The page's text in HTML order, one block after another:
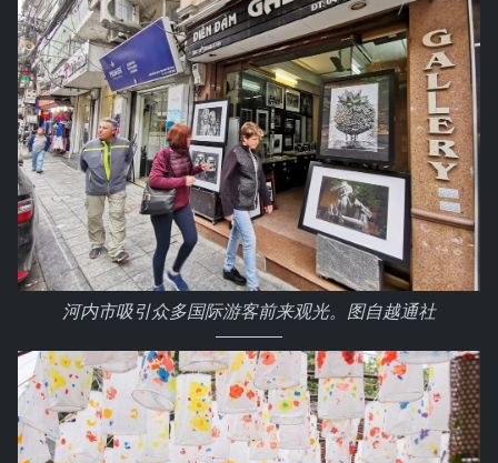
河内市吸引众多国际游客前来观光。图自越通社